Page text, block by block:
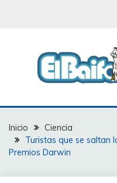
EL
Inicio
Ciencia
Turistas que se saltan
Premios Darwin